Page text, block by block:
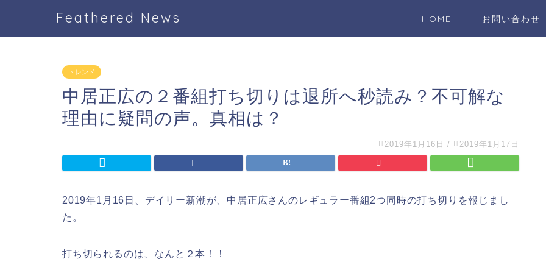
Feathered News HOME お問い合わせ
トレンド
中居正広の２番組打ち切りは退所へ秒読み？不可解な
理由に疑問の声。真相は？
2019年1月16日 / 2019年1月17日
2019年1月16日、デイリー新潮が、中居正広さんのレギュラー番組2つ同時の打ち切りを報じまし
た。
打ち切られるのは、なんと２本！！